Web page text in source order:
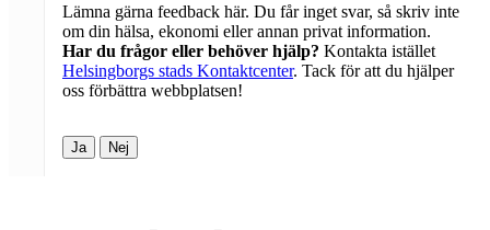
Lämna gärna feedback här. Du får inget svar, så skriv inte
om din hälsa, ekonomi eller annan privat information.
Har du frågor eller behöver hjälp? Kontakta istället
Helsingborgs stads Kontaktcenter. Tack för att du hjälper
oss förbättra webbplatsen!
Ja Nej